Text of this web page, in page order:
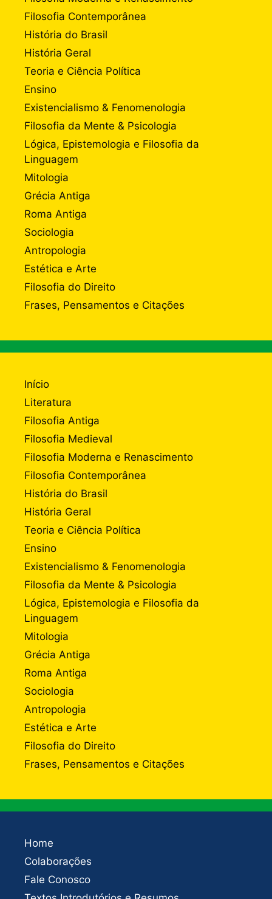
Filosofia Contemporânea
História do Brasil
História Geral
Teoria e Ciência Política
Ensino
Existencialismo & Fenomenologia
Filosofia da Mente & Psicologia
Lógica, Epistemologia e Filosofia da
Linguagem
Mitologia
Grécia Antiga
Roma Antiga
Sociologia
Antropologia
Estética e Arte
Filosofia do Direito
Frases, Pensamentos e Citações
Início
Literatura
Filosofia Antiga
Filosofia Medieval
Filosofia Moderna e Renascimento
Filosofia Contemporânea
História do Brasil
História Geral
Teoria e Ciência Política
Ensino
Existencialismo & Fenomenologia
Filosofia da Mente & Psicologia
Lógica, Epistemologia e Filosofia da
Linguagem
Mitologia
Grécia Antiga
Roma Antiga
Sociologia
Antropologia
Estética e Arte
Filosofia do Direito
Frases, Pensamentos e Citações
Home
Colaborações
Fale Conosco